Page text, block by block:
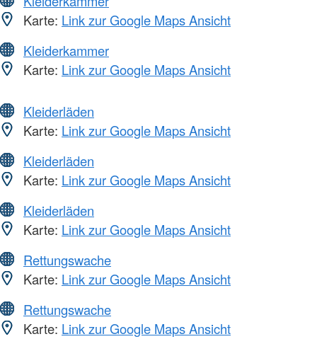
Karte: Link zur Google Maps Ansicht
Kleiderkammer
Karte: Link zur Google Maps Ansicht
Kleiderläden
Karte: Link zur Google Maps Ansicht
Kleiderläden
Karte: Link zur Google Maps Ansicht
Kleiderläden
Karte: Link zur Google Maps Ansicht
Rettungswache
Karte: Link zur Google Maps Ansicht
Rettungswache
Karte: Link zur Google Maps Ansicht